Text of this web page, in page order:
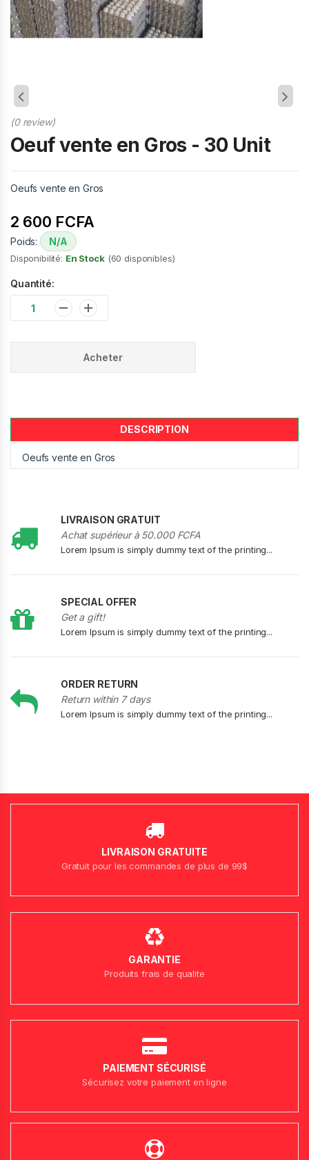
(0 review)
Oeuf vente en Gros - 30 Unit
Oeufs vente en Gros
2 600 FCFA
Poids: N/A
Disponibilité: En Stock (60 disponibles)
Quantité:
Acheter
DESCRIPTION
Oeufs vente en Gros
LIVRAISON GRATUIT
Achat supérieur à 50.000 FCFA
Lorem Ipsum is simply dummy text of the printing...
SPECIAL OFFER
Get a gift!
Lorem Ipsum is simply dummy text of the printing...
ORDER RETURN
Return within 7 days
Lorem Ipsum is simply dummy text of the printing...
LIVRAISON GRATUITE
Gratuit pour les commandes de plus de 99$
GARANTIE
Produits frais de qualite
PAIEMENT SÉCURISÉ
Sécurisez votre paiement en ligne